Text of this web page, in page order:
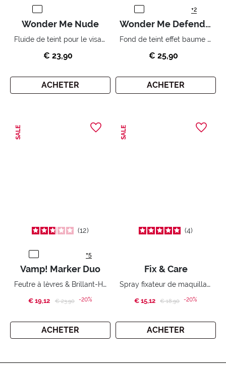
Wonder Me Nude
Fluide de teint pour le visage perfection instantanée
€ 23,90
ACHETER
+2
Wonder Me Defender SPF 50
Fond de teint effet baume Haute protection et légèreté
€ 25,90
ACHETER
SALE
12
+5
Vamp! Marker Duo
Feutre à lèvres & Brillant-Huile à lèvres
€ 19,12 Price reduced from
€ 23,90to-20%
ACHETER
SALE
4
Fix & Care
Spray fixateur de maquillage pour le visage
€ 15,12 Price reduced from
€ 18,90to-20%
ACHETER